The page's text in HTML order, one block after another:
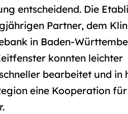
entscheidend. Die
Partner, dem
in Baden-
konnten leichter
bearbeitet und in
eine Kooperation